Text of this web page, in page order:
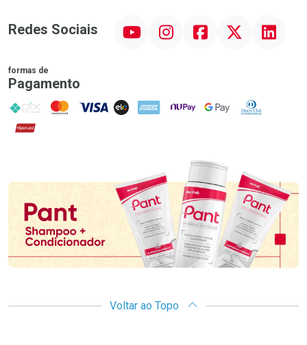
Redes Sociais InstagramFacebookTwitter Linkedin
formas de
Pagamento
PIX MasterCard
VISA ELO AMEX NuPay Google PayDiners Club
Hipercard
Voltar ao Topo